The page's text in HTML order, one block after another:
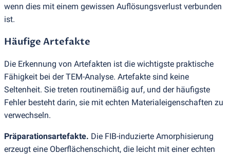
wenn dies mit einem gewissen Auflösungsverlust verbunden
ist.
Häufige Artefakte
Die Erkennung von Artefakten ist die wichtigste praktische
Fähigkeit bei der TEM-Analyse. Artefakte sind keine
Seltenheit. Sie treten routinemäßig auf, und der häufigste
Fehler besteht darin, sie mit echten Materialeigenschaften zu
verwechseln.
Präparationsartefakte. Die FIB-induzierte Amorphisierung
erzeugt eine Oberflächenschicht, die leicht mit einer echten